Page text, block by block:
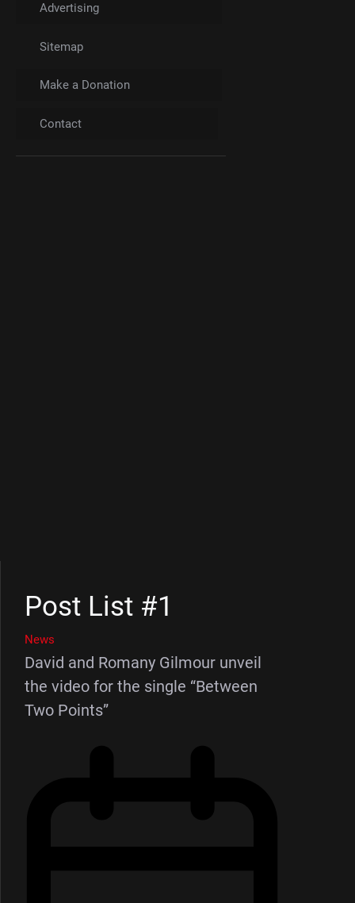
Advertising
Sitemap
Make a Donation
Contact
Post List #1
News
David and Romany Gilmour unveil
the video for the single “Between
Two Points”